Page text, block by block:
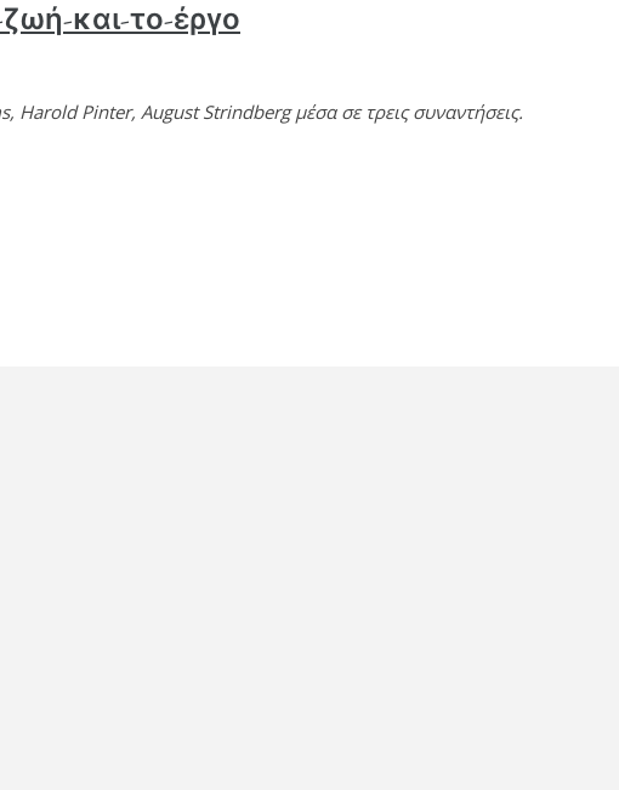
ζωή-και-το-έργο
Harold Pinter, August Strindberg μέσα σε τρεις συναντήσεις.